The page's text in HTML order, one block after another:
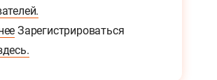
Зарегистрироваться